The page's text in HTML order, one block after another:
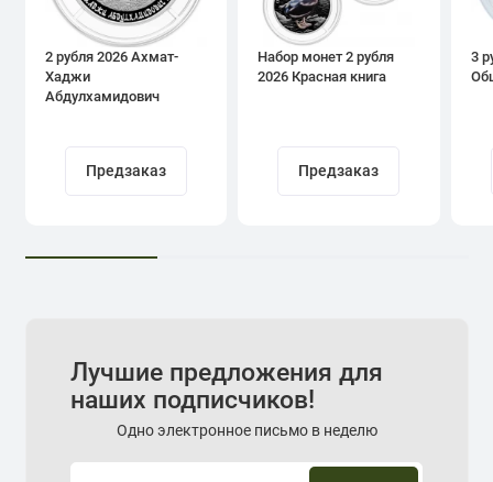
2 рубля 2026 Ахмат-
Хаджи
Абдулхамидович
Предзаказ
Набор монет 2 рубля
2026 Красная книга
Предзаказ
3
Лучшие предложения для
наших подписчиков!
Одно электронное письмо в неделю